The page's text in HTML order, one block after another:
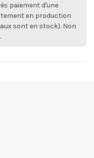
paiement d'une
en production
sont en stock). Non